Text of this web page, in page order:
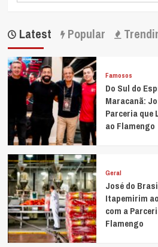
Latest Popular
Famosos
Do Sul do
Maracanã:
Parceria que
ao Flamengo
Geral
José do
Itapemirim
com a
Flamengo